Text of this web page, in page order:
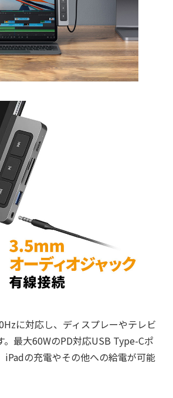
に対応し、ディスプレーやテレビ
。最大60WのPD対応USB Type-Cポ
iPadの充電やその他への給電が可能